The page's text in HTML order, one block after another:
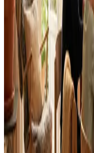
Landsdækkende service